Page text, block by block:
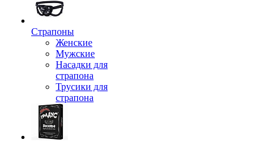
Страпоны
Женские
Мужские
Насадки для
страпона
Трусики для
страпона